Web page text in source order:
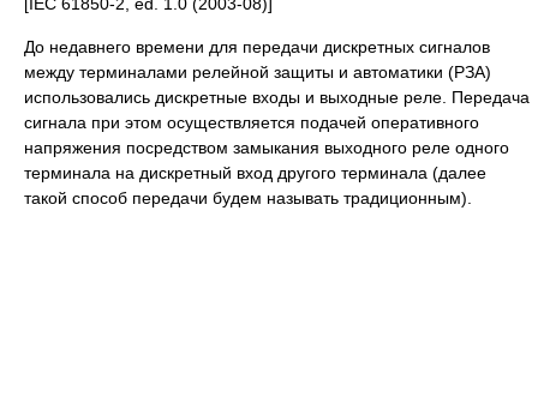
До недавнего времени для передачи дискретных сигналов
между терминалами релейной защиты и автоматики (РЗА)
использовались дискретные входы и выходные реле. Передача
сигнала при этом осуществляется подачей оперативного
напряжения посредством замыкания выходного реле одного
терминала на дискретный вход другого терминала (далее
такой способ передачи будем называть традиционным).